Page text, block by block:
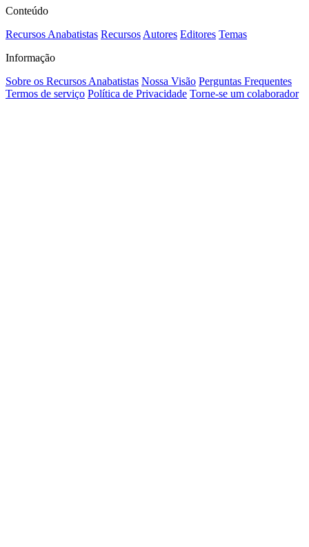
Conteúdo
Recursos Anabatistas Recursos Autores Editores Temas
Informação
Sobre os Recursos Anabatistas Nossa Visão Perguntas Frequentes
Termos de serviço Política de Privacidade Torne-se um colaborador